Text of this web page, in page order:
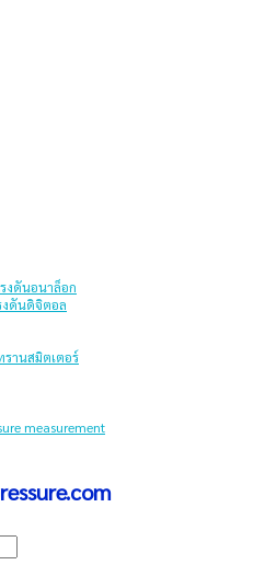
งดันอนาล็อก
งดันดิจิตอล
รานสมิตเตอร์
measurement